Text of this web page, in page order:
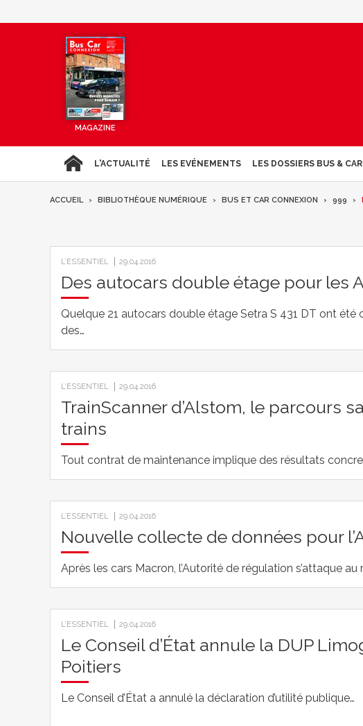
MAGAZINE
L'ACTUALITÉ LES EVÉNEMENTS LES DOSSIERS BUS & CAR
ACCUEIL BIBLIOTHÈQUE NUMÉRIQUE BUS ET CAR CONNEXION 999
L’ESSENTIEL 29.04.2016
Des autocars double étage pour les
Quelque 21 autocars double étage Setra S 431 DT ont
des…
L’ESSENTIEL 29.04.2016
TrainScanner d’Alstom, le parcours
trains
Tout contrat de maintenance implique des résultats
L’ESSENTIEL 29.04.2016
Nouvelle collecte de données pour
Après les cars Macron, l’Autorité de régulation s’attaque
L’ESSENTIEL 29.04.2016
Le Conseil d’État annule la DUP
Poitiers
Le Conseil d’État a annulé la déclaration d’utilité publique…